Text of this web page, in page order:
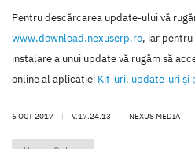
Pentru descărcarea update-ului vă
www.download.nexuserp.ro, iar
instalare a unui update vă rugăm să
online al aplicaţiei Kit-uri, update-uri şi
6 OCT 2017 | V.17.24.13 | NEXUS MEDIA